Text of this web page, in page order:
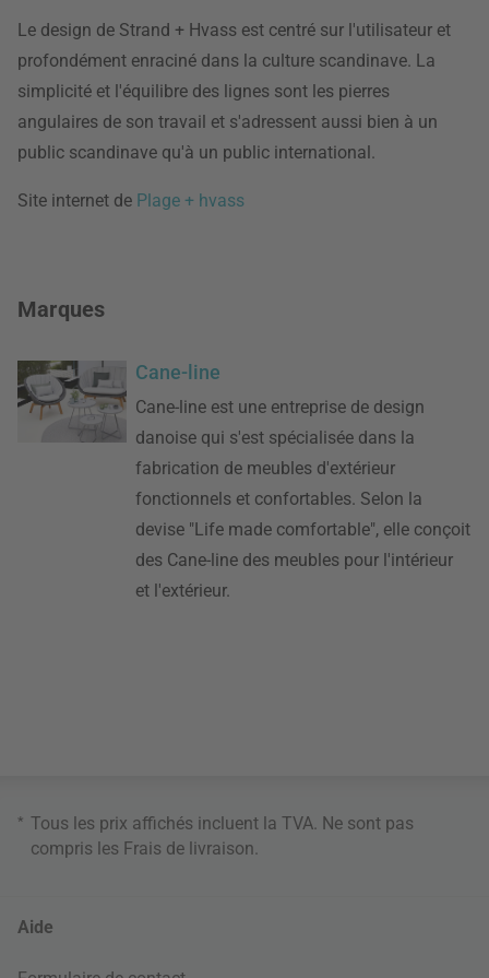
Le design de Strand + Hvass est centré sur l'utilisateur et
profondément enraciné dans la culture scandinave. La
simplicité et l'équilibre des lignes sont les pierres
angulaires de son travail et s'adressent aussi bien à un
public scandinave qu'à un public international.
Site internet de Plage + hvass
Marques
Cane-line
Cane-line est une entreprise de design
danoise qui s'est spécialisée dans la
fabrication de meubles d'extérieur
fonctionnels et confortables. Selon la
devise "Life made comfortable", elle conçoit
des Cane-line des meubles pour l'intérieur
et l'extérieur.
* Tous les prix affichés incluent la TVA. Ne sont pas
compris les Frais de livraison
Aide